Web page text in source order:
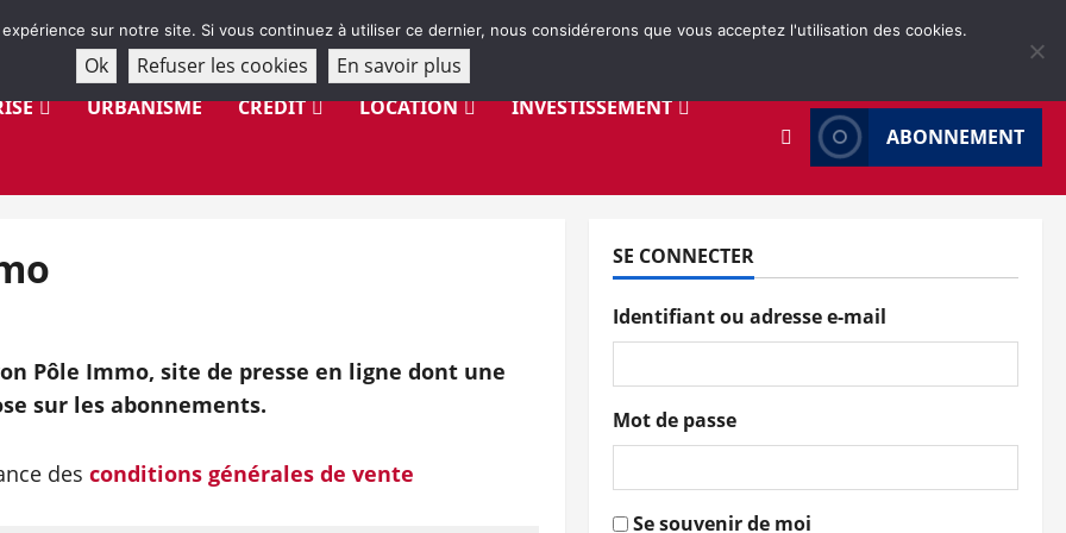
URBANISME CRÉDIT LOCATION
INVESTISSEMENT
ABONNEMENT
Pôle Immo, site de presse en ligne dont une
sur les abonnements.
des conditions générales de vente
SE CONNECTER
Identifiant ou adresse e-mail
Mot de passe
Se souvenir de moi
sur notre site. Si vous continuez à utiliser ce dernier, nous considérerons que vous acceptez l'utilisation des cookies.
Ok Refuser les cookies En savoir plus